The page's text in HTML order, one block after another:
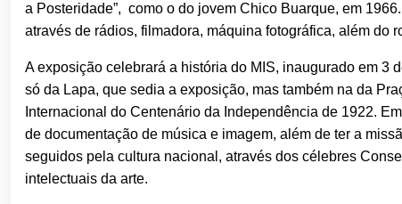
a Posteridade”, como o do jovem Chico Buarque, em
através de rádios, filmadora, máquina fotográfica, além do
A exposição celebrará a história do MIS, inaugurado em 3
só da Lapa, que sedia a exposição, mas também na da
Internacional do Centenário da Independência de 1922.
de documentação de música e imagem, além de ter a
seguidos pela cultura nacional, através dos célebres
intelectuais da arte.